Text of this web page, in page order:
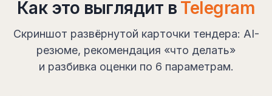
Как это выглядит в Telegram
Скриншот развёрнутой карточки тендера: AI-
резюме, рекомендация «что делать»
и разбивка оценки по 6 параметрам.